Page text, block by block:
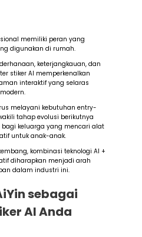
memiliki peran yang
digunakan di rumah.
keterjangkauan, dan
stiker AI memperkenalkan
interaktif yang selaras
melayani kebutuhan entry-
tahap evolusi berikutnya
keluarga yang mencari alat
untuk anak-anak.
kombinasi teknologi AI +
diharapkan menjadi arah
dalam industri ini.
sebagai
AI Anda